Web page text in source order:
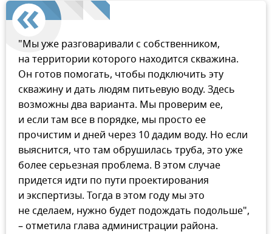
"Мы уже разговаривали с собственником,
на территории которого находится скважина.
Он готов помогать, чтобы подключить эту
скважину и дать людям питьевую воду. Здесь
возможны два варианта. Мы проверим ее,
и если там все в порядке, мы просто ее
прочистим и дней через 10 дадим воду. Но если
выяснится, что там обрушилась труба, это уже
более серьезная проблема. В этом случае
придется идти по пути проектирования
и экспертизы. Тогда в этом году мы это
не сделаем, нужно будет подождать подольше",
– отметила глава администрации района.